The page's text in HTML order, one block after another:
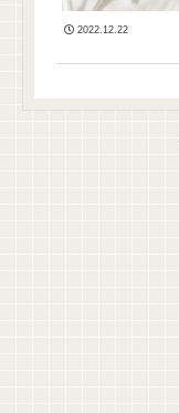
2022.12.22